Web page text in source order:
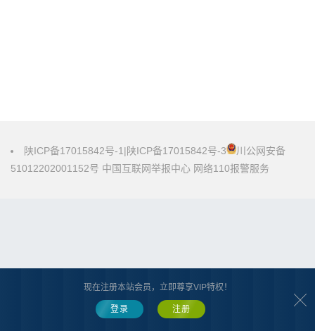
陕ICP备17015842号-1 |陕ICP备17015842号-3
川公网安备
51012202001152号 中国互联网举报中心 网络110报警服务
现在注册本站会员，立即尊享VIP特权！
登录 注册